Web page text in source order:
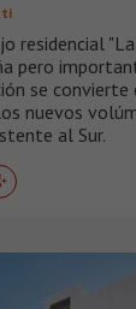
residencial
pero
se
nuevos
al Sur.